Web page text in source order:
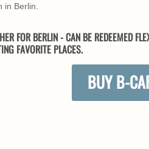
in Berlin.
FOR BERLIN - CAN BE REDEEMED
FAVORITE PLACES.
BUY B-